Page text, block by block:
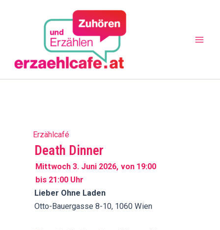
Erzählcafé
Death Dinner
Mittwoch 3. Juni 2026, von 19:00
bis 21:00 Uhr
Lieber Ohne Laden
Otto-Bauergasse 8-10, 1060 Wien